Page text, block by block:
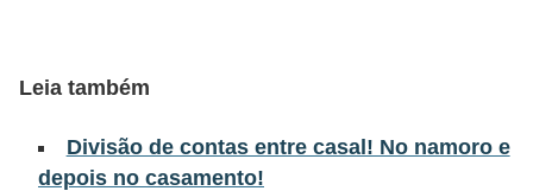
Leia também
Divisão de contas entre casal! No namoro e
depois no casamento!
u
ç